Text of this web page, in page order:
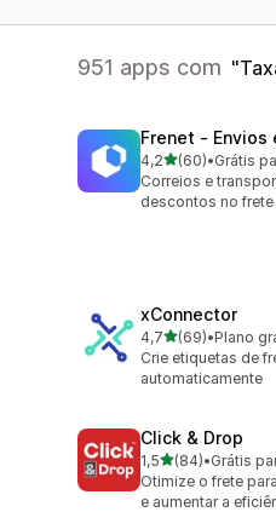
951 apps com
Frenet ‑
4,2de 5 estrelas
(60)
60 avaliações ao
•Grátis
Correios e
descontos no frete
xConnector
4,7de 5 estrelas
(69)
69 avaliações ao
•Plano
Crie etiquetas de
automaticamente
Click & Drop
1,5de 5 estrelas
(84)
84 avaliações ao
•Grátis
Otimize o frete
e aumentar a